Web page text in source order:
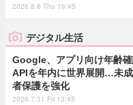
2026.8.6 Thu 19:45
デジタル生活
Google、アプリ向け年齢
APIを年内に世界展開…未
者保護を強化
2026.7.31 Fri 13:45